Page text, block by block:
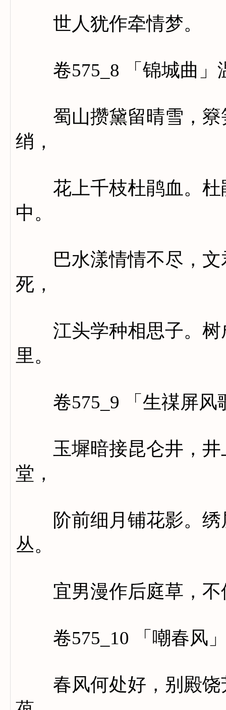
世人犹作牵情梦。
卷575_8 「锦城曲」
蜀山攒黛留晴雪，簝
绡，
花上千枝杜鹃血。杜
中。
巴水漾情情不尽，文
死，
江头学种相思子。树
里。
卷575_9 「生禖屏风
玉墀暗接昆仑井，井
堂，
阶前细月铺花影。绣
丛。
宜男漫作后庭草，不
卷575_10 「嘲春风
春风何处好，别殿饶